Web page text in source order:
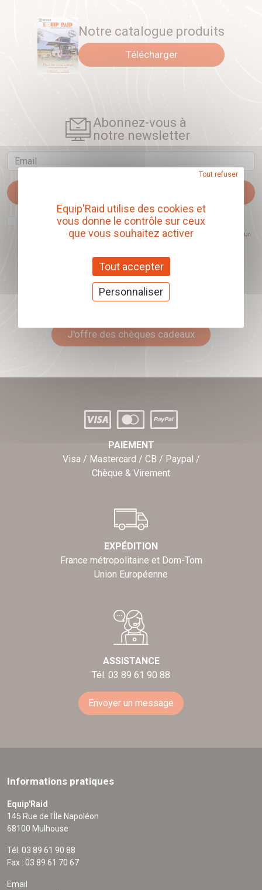
Notre catalogue produits
Télécharger
Abonnez-vous à
notre newsletter
Email
J'accepte que l'ouverture des newsletters soit mesurée, afin de mieux
comprendre les sujets qui m'intéressent et d'améliorer les contenus
proposés. Ce choix est modifiable à tout moment et reste sans incidence sur
Offrez nos chèques
J'offre des chèques cadeaux
PAIEMENT
Visa / Mastercard / CB / Paypal /
Chèque & Virement
EXPÉDITION
France métropolitaine et Dom-Tom
Union Européenne
ASSISTANCE
Tél. 03 89 61 90 88
Envoyer un message
Informations pratiques
Equip'Raid
145 Rue de l'Île Napoléon
68100 Mulhouse
Tél. 03 89 61 90 88
Fax : 03 89 61 70 67
Email
Equip'Raid utilise des cookies et
vous donne le contrôle sur ceux
que vous souhaitez activer
Tout accepter
Tout refuser
Personnaliser